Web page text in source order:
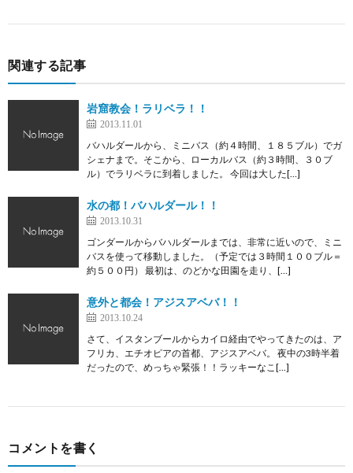
関連する記事
岩窟教会！ラリベラ！！
2013.11.01
バハルダールから、ミニバス（約４時間、１８５ブル）でガ
シェナまで。そこから、ローカルバス（約３時間、３０ブ
ル）でラリベラに到着しました。 今回は大した[…]
水の都！バハルダール！！
2013.10.31
ゴンダールからバハルダールまでは、非常に近いので、ミニ
バスを使って移動しました。（予定では３時間１００ブル＝
約５００円） 最初は、のどかな田園を走り、[…]
意外と都会！アジスアベバ！！
2013.10.24
さて、イスタンブールからカイロ経由でやってきたのは、ア
フリカ、エチオピアの首都、アジスアベバ。 夜中の3時半着
だったので、めっちゃ緊張！！ラッキーなこ[…]
コメントを書く